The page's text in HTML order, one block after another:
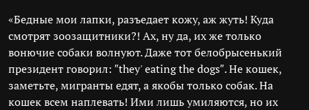
«Бедные мои лапки, разъедает кожу, аж жуть! Куда
смотрят зоозащитники?! Ах, ну да, их же только
вонючие собаки волнуют. Даже тот белобрысенький
президент говорил: ″they' eating the dogs″. Не кошек,
заметьте, мигранты едят, а якобы только собак. На
кошек всем наплевать! Ими лишь умиляются, но их